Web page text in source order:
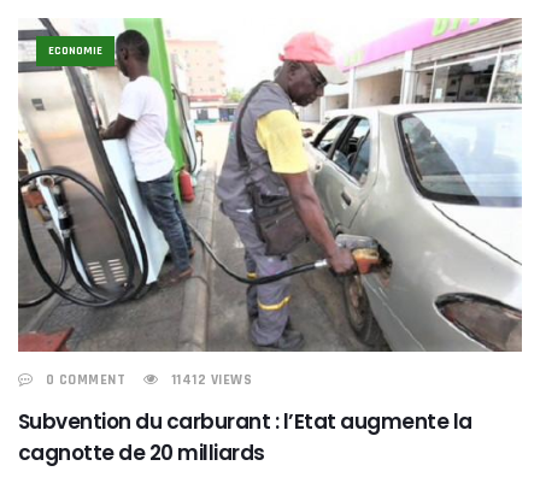
ECONOMIE
0 COMMENT 11412 VIEWS
Subvention du carburant : l’Etat augmente la
cagnotte de 20 milliards